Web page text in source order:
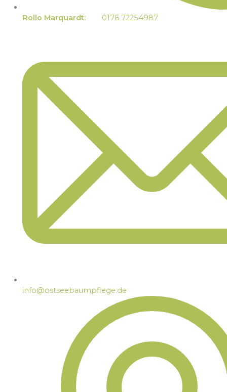
Rollo Marquardt: 0176 72254987
info@ostseebaumpflege.de